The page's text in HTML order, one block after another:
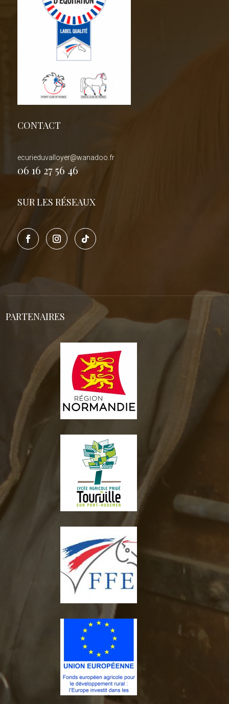
CONTACT
ecurieduvalloyer@wanadoo.fr
06 16 27 56 46
SUR LES RÉSEAUX
PARTENAIRES